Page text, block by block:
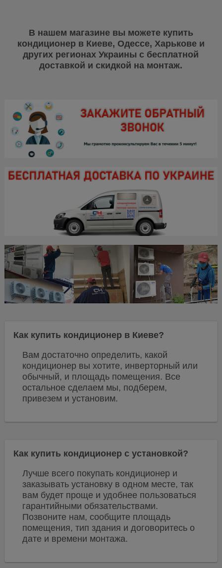
В нашем магазине вы можете купить
кондиционер в Киеве, Одессе, Харькове и
других регионах Украины с бесплатной
доставкой и скидкой на монтаж.
Как купить кондиционер в Киеве?
Вам достаточно определить, какой
кондиционер вы хотите, инверторный или
обычный, и площадь помещения. Все
остальное сделаем мы, подберем,
привезем и установим.
Как купить кондиционер с установкой?
Лучше всего покупать кондиционер и
заказывать установку в одном месте, так
вам будет проще и удобнее пользоваться
гарантийными обязательствами.
Позвоните нам, сообщите площадь
помещения, тип здания и договоритесь о
дате и времени монтажа.